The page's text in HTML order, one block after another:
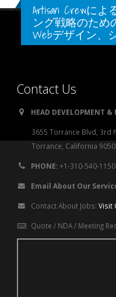
Artisan Crewに
ング戦略のため
Webデザイン、
Contact Us
HEAD DEVELOPMENT &
3655 Torrance Blvd, 3rd
Torrance, California
PHONE:+1-310-540-1150
Email About Our
Contact About Jobs: Visit
Quote / NDA / Meeting